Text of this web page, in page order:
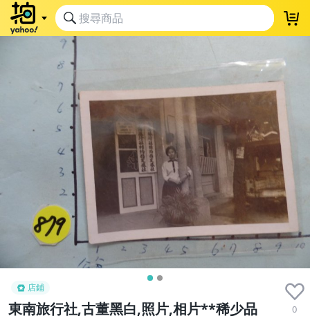
店鋪
東南旅行社,古董黑白,照片,相片**稀少品 0